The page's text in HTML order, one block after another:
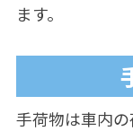
ます。
手荷物は車内